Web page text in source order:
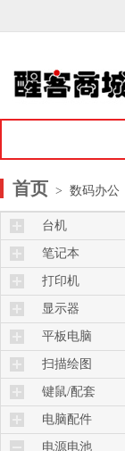
首页 > 数码办公
台机
笔记本
打印机
显示器
平板电脑
扫描绘图
键鼠/配套
键盘
鼠标
电脑配件
内存
电源电池